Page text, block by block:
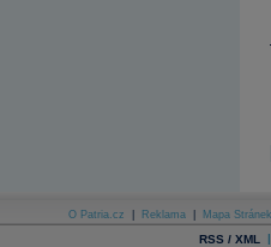
O Patria.cz Reklama Mapa Stránek
RSS / XML |